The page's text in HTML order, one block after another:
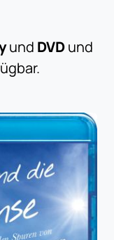
und DVDund